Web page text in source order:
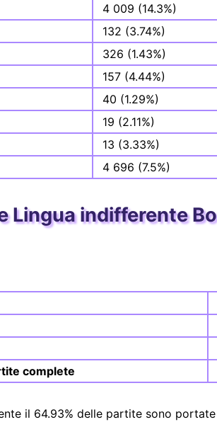
4 009 (14.3%)
132 (3.74%)
326 (1.43%)
157 (4.44%)
40 (1.29%)
19 (2.11%)
13 (3.33%)
4 696 (7.5%)
Lingua indifferente
complete
il 64.93% delle partite sono